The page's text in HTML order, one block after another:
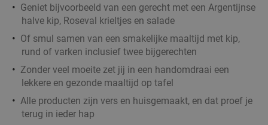
Geniet bijvoorbeeld van een gerecht met een Argentijnse
halve kip, Roseval krieltjes en salade
Of smul samen van een smakelijke maaltijd met kip,
rund of varken inclusief twee bijgerechten
Zonder veel moeite zet jij in een handomdraai een
lekkere en gezonde maaltijd op tafel
Alle producten zijn vers en huisgemaakt, en dat proef je
terug in ieder hap